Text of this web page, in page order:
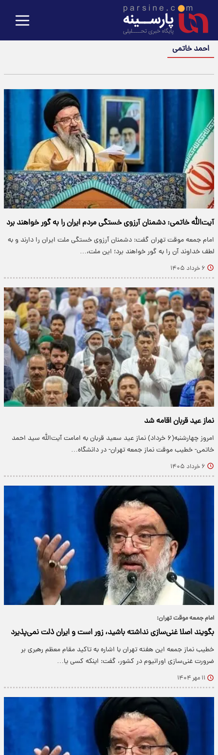
احمد خاتمی
آیت‌الله خاتمی: دشمنان آرزوی خستگی مردم ایران را به گور خواهند برد
امام جمعه موقت تهران گفت: دشمنان آرزوی خستگی ملت ایران را دارند و به
لطف خداوند آن را به گور خواهند برد؛ این ملت،…
۶ خرداد ۱۴۰۵
نماز عید قربان اقامه شد
امروز چهارشنبه(۶ خرداد) نماز عید سعید قربان به امامت آیت‌الله سید احمد
خاتمی- خطیب موقت نماز جمعه تهران- در دانشگاه…
۶ خرداد ۱۴۰۵
امام جمعه موقت تهران:
بگویند اصلا غنی‌سازی نداشته باشید، زور است و ایران ذلت نمی‌پذیرد
خطیب نماز جمعه این هفته تهران با اشاره به تاکید مقام معظم رهبری بر
ضرورت غنی‌سازی اورانیوم در کشور، گفت: اینکه کسی یا…
۱۱ مهر ۱۴۰۴